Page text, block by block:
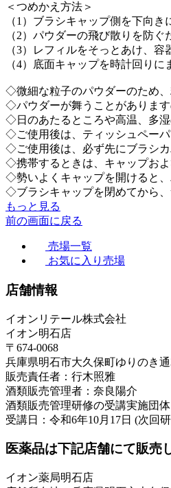
＜つめかえ方法＞
（1）ブラシキャップ側を下向
（2）パウダーの飛び散りを防
（3）レフィルをそっとあけ、
（4）底面キャップを時計回りに
◇微細な粒子のパウダーのため、
◇パウダーが舞うことがあります
◇日のあたるところや高温、多湿
◇ご使用後は、ティッシュペーパ
◇ご使用後は、必ず先にブラシカ
◇携帯するときは、キャップおよ
◇勢いよくキャップを開けると、
◇ブラシキャップを閉めてから、
もっと見る
前の画面に戻る
売場一覧
お気に入り売場
店舗情報
イオンリテール株式会社
イオン明石店
〒674-0068
兵庫県明石市大久保町ゆりのき通
販売責任者：行木照雅
酒類販売管理者：奈良陽介
酒類販売管理研修の受講実施団
受講日：令和6年10月17日 (次回
医薬品は下記店舗にて販売
イオン薬局明石店